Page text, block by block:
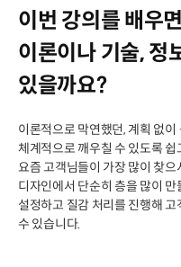
이번 강의를 배우
이론이나 기술, 정
있을까요?
이론적으로 막연했던, 계획 없
체계적으로 깨우칠 수 있도록
요즘 고객님들이 가장 많이 찾
디자인에서 단순히 층을 많이
설정하고 질감 처리를 진행해
수 있습니다.